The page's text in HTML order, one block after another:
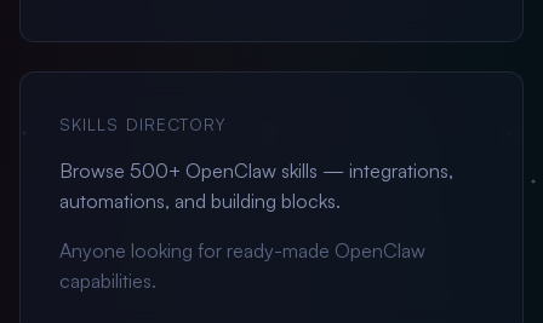
SKILLS DIRECTORY
Browse 500+ OpenClaw skills — integrations,
automations, and building blocks.
Anyone looking for ready-made OpenClaw
capabilities.